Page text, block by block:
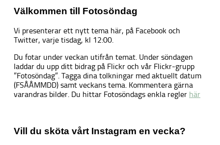
Välkommen till Fotosöndag
Vi presenterar ett nytt tema här, på Facebook och
Twitter, varje tisdag, kl 12:00.
Du fotar under veckan utifrån temat. Under söndagen
laddar du upp ditt bidrag på Flickr och vår Flickr-grupp
”Fotosöndag”. Tagga dina tolkningar med aktuellt datum
(FSÅÅMMDD) samt veckans tema. Kommentera gärna
varandras bilder. Du hittar Fotosöndags enkla regler här
Vill du sköta vårt Instagram en vecka?